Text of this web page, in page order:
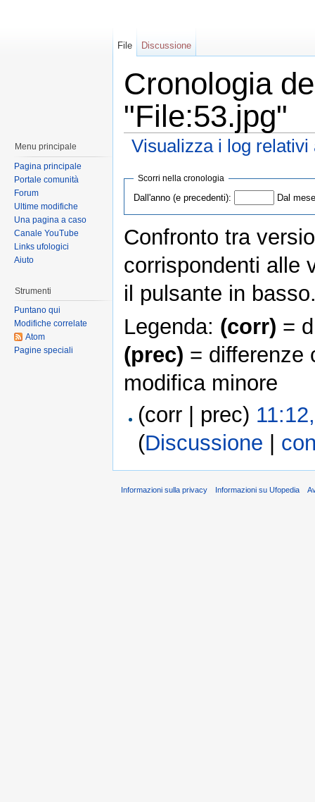
Cronologia
"File:53.jpg"
Visualizza i log relativi
Scorri nella cronologia
Dall'anno (e precedenti): Dal
Confronto tra
corrispondenti alle
il pulsante in
Legenda: (corr) =
(prec) = differenze
modifica minore
(corr | prec)
(Discussione |
File Discussione
Menu principale
Pagina principale
Portale comunità
Forum
Ultime modifiche
Una pagina a caso
Canale YouTube
Links ufologici
Aiuto
Strumenti
Puntano qui
Modifiche correlate
Atom
Pagine speciali
Informazioni sulla privacy Informazioni su Ufopedia